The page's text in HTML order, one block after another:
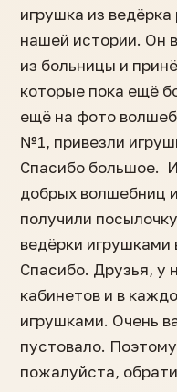
игрушка из
нашей истории. Он
из больницы и
которые пока ещё
ещё на фото
№1, привезли
Спасибо большое.
добрых волшебниц
получили
ведёрки игрушками
Спасибо. Друзья, у
кабинетов и в
игрушками. Очень
пустовало.
пожалуйста,